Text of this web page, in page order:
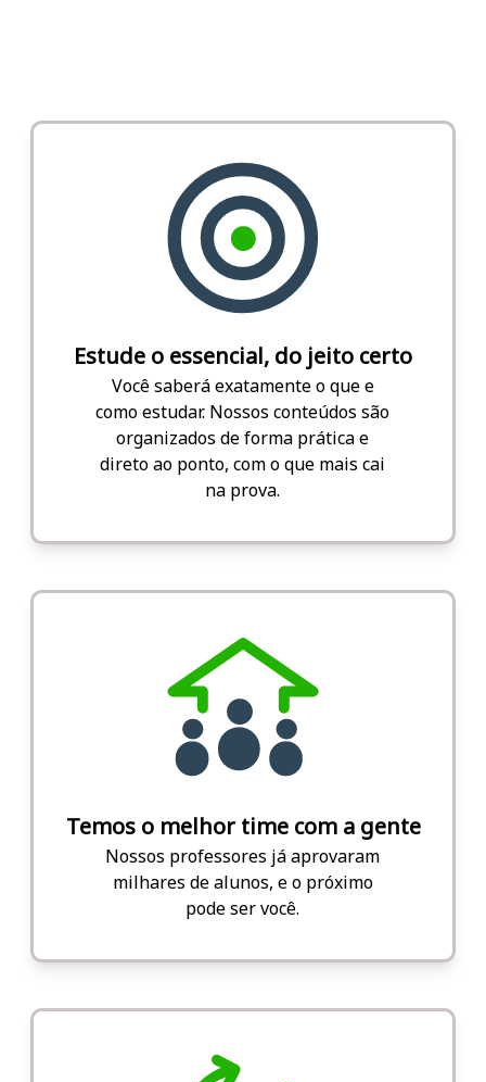
Estude o essencial, do jeito certo
Você saberá exatamente o que e
como estudar. Nossos conteúdos são
organizados de forma prática e
direto ao ponto, com o que mais cai
na prova.
Temos o melhor time com a gente
Nossos professores já aprovaram
milhares de alunos, e o próximo
pode ser você.